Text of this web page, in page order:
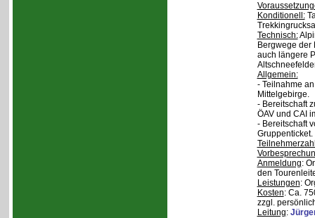
Konditionell:
Technisch:
Bergwege
auch längere
Allgemein:
- Teilnahme
Mittelgebirge.
- Bereitschaft
ÖAV und CAI
- Bereitschaft
Gruppenticket.
Anmeldung:
den
Leistungen:
Kosten: Ca.
zzgl.
Leitung: